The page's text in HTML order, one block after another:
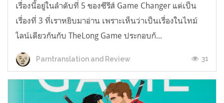
เรื่องนี้อยู่ในลำดับที่ 5 ของซีรีส์ Game Changer แต่เป็น
เรื่องที่ 3 ที่เราหยิบมาอ่าน เพราะเห็นว่าเป็นเรื่องในไทม์
ไลน์เดียวกันกับ TheLong Game ประกอบกั...
Parntranslation and Review 31